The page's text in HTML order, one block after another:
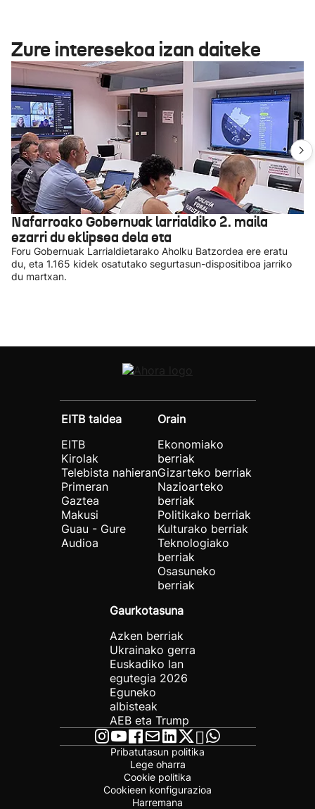
Zure interesekoa izan daiteke
Nafarroako Gobernuak larrialdiko 2. maila
ezarri du eklipsea dela eta
Foru Gobernuak Larrialdietarako Aholku Batzordea ere eratu
du, eta 1.165 kidek osatutako segurtasun-dispositiboa jarriko
du martxan.
EITB taldea
EITB
Kirolak
Telebista nahieran
Primeran
Gaztea
Makusi
Guau - Gure
Audioa
Orain
Ekonomiako
berriak
Gizarteko berriak
Nazioarteko
berriak
Politikako berriak
Kulturako berriak
Teknologiako
berriak
Osasuneko
berriak
Gaurkotasuna
Azken berriak
Ukrainako gerra
Euskadiko lan
egutegia 2026
Eguneko
albisteak
AEB eta Trump
Pribatutasun politika
Lege oharra
Cookie politika
Cookieen konfigurazioa
Harremana